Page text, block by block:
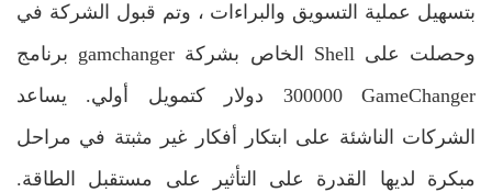
بتسهيل عملية التسويق والبراءات ، وتم قبول الشركة في
برنامج gamchanger الخاص بشركة Shell وحصلت على
300000 دولار كتمويل أولي. يساعد GameChanger
الشركات الناشئة على ابتكار أفكار غير مثبتة في مراحل
مبكرة لديها القدرة على التأثير على مستقبل الطاقة.